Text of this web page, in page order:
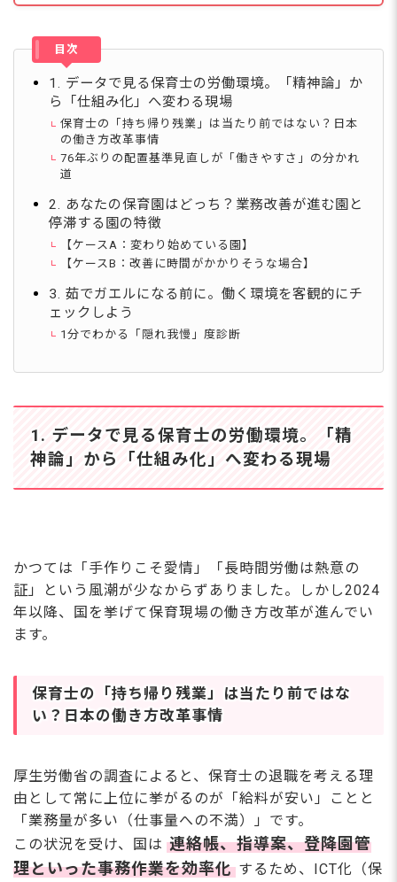
目次
1. データで見る保育士の労働環境。「精神論」か
ら「仕組み化」へ変わる現場
保育士の「持ち帰り残業」は当たり前ではない？日本
の働き方改革事情
76年ぶりの配置基準見直しが「働きやすさ」の分かれ
道
2. あなたの保育園はどっち？業務改善が進む園と
停滞する園の特徴
【ケースA：変わり始めている園】
【ケースB：改善に時間がかかりそうな場合】
3. 茹でガエルになる前に。働く環境を客観的にチ
ェックしよう
1分でわかる「隠れ我慢」度診断
1. データで見る保育士の労働環境。「精
神論」から「仕組み化」へ変わる現場
かつては「手作りこそ愛情」「長時間労働は熱意の
証」という風潮が少なからずありました。しかし2024
年以降、国を挙げて保育現場の働き方改革が進んでい
ます。
保育士の「持ち帰り残業」は当たり前ではな
い？日本の働き方改革事情
厚生労働省の調査によると、保育士の退職を考える理
由として常に上位に挙がるのが「給料が安い」ことと
「業務量が多い（仕事量への不満）」です。
この状況を受け、国は 連絡帳、指導案、登降園管
理といった事務作業を効率化 するため、ICT化（保